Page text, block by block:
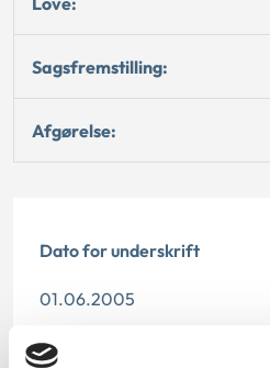
Sagsfremstilling:
Afgørelse:
Dato for underskrift
01.06.2005
Offentliggørelsesdato